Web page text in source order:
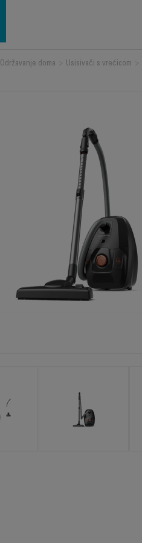
Održavanje doma Usisivači s vrećicom